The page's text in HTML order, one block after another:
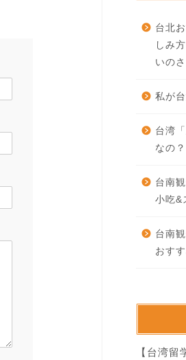
台北
しみ
いのさ
私が
台湾
なの？
台南
小吃&
台南
おす
【台湾